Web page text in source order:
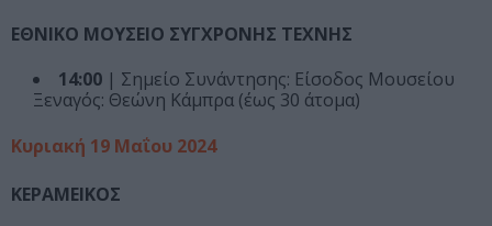
ΕΘΝΙΚΟ ΜΟΥΣΕΙΟ ΣΥΓΧΡΟΝΗΣ ΤΕΧΝΗΣ
14:00 | Σημείο Συνάντησης: Είσοδος Μουσείου
Ξεναγός: Θεώνη Κάμπρα (έως 30 άτομα)
Κυριακή 19 Μαΐου 2024
ΚΕΡΑΜΕΙΚΟΣ